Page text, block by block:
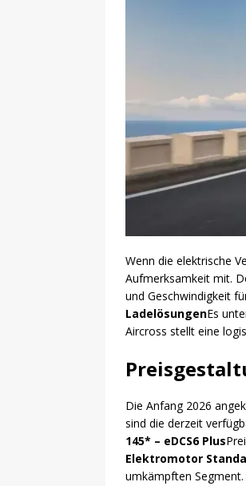
Wenn die elektrische
Aufmerksamkeit mit.
und Geschwindigkeit
LadelösungenEs
Aircross stellt eine
Die Anfang 2026
sind die derzeit
145* – eDCS6 Plus
Elektromotor
umkämpften Segment.